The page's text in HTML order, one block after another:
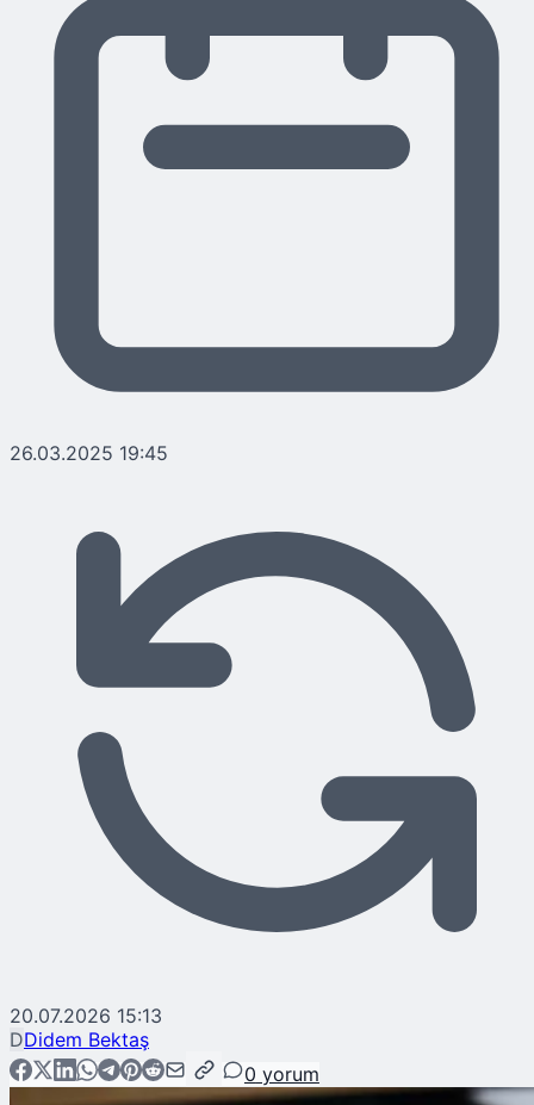
26.03.2025 19:45
20.07.2026 15:13
DDidem Bektaş
0 yorum